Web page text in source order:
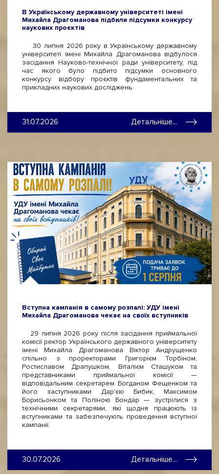
В Українському державному університеті імені
Михайла Драгоманова підбили підсумки конкурсу
наукових проєктів
30 липня 2026 року в Українському державному
університеті імені Михайла Драгоманова відбулося
засідання Науково-технічної ради університету, під
час якого було підбито підсумки основного
конкурсу відбору проєктів фундаментальних та
прикладних наукових досліджень.
31.07.2026 Детальніше...
Вступна кампанія в самому розпалі: УДУ імені
Михайла Драгоманова чекає на своїх вступників
29 липня 2026 року після засідання приймальної
комісії ректор Українського державного університету
імені Михайла Драгоманова Віктор Андрущенко
спільно з проректорами Григорієм Торбіном,
Ростиславом Драпушком, Віталієм Сташуком та
представниками приймальної комісії —
відповідальним секретарем Богданом Фещенком та
його заступниками Дар'єю Бибик, Максимом
Борисьонком та Поліною Бондар — зустрілися з
технічними секретарями, які щодня працюють із
вступниками та забезпечують проведення вступної
кампанії.
30.07.2026 Детальніше...